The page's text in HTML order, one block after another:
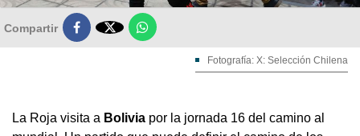
Compartir 
Fotografía: X: Selección Chilena
La Roja visita a Bolivia por la jornada 16 del camino al